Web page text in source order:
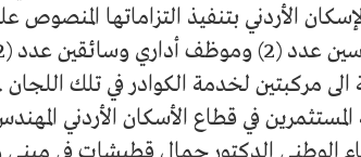
الأردني بتنفيذ التزاماتها المنصوص
مركبتين لخدمة الكوادر في تلك اللجان .
في قطاع الأسكان الأردني